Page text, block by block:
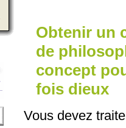
Obtenir un
de
concept
fois dieux
Vous devez